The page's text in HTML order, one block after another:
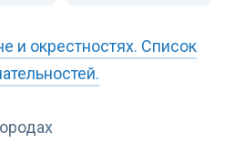
и окрестностях. Список